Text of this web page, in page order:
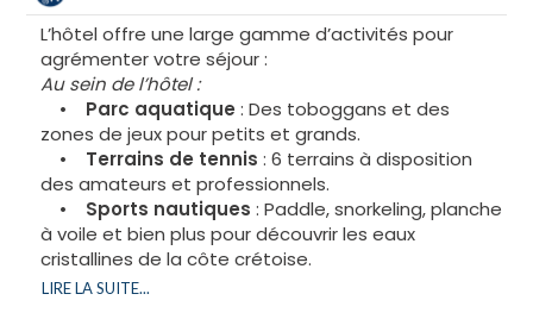
L’hôtel offre une large gamme d’activités pour
agrémenter votre séjour :
Au sein de l’hôtel :
• Parc aquatique : Des toboggans et des
zones de jeux pour petits et grands.
• Terrains de tennis : 6 terrains à disposition
des amateurs et professionnels.
• Sports nautiques : Paddle, snorkeling, planche
à voile et bien plus pour découvrir les eaux
cristallines de la côte crétoise.
•Piscines intérieure et extérieure
LIRE LA SUITE...